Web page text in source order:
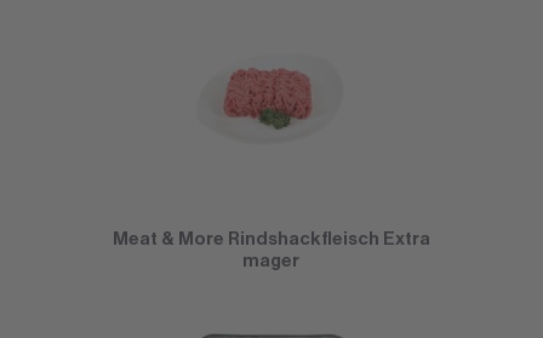
Meat & More Rindshackfleisch Extra
mager